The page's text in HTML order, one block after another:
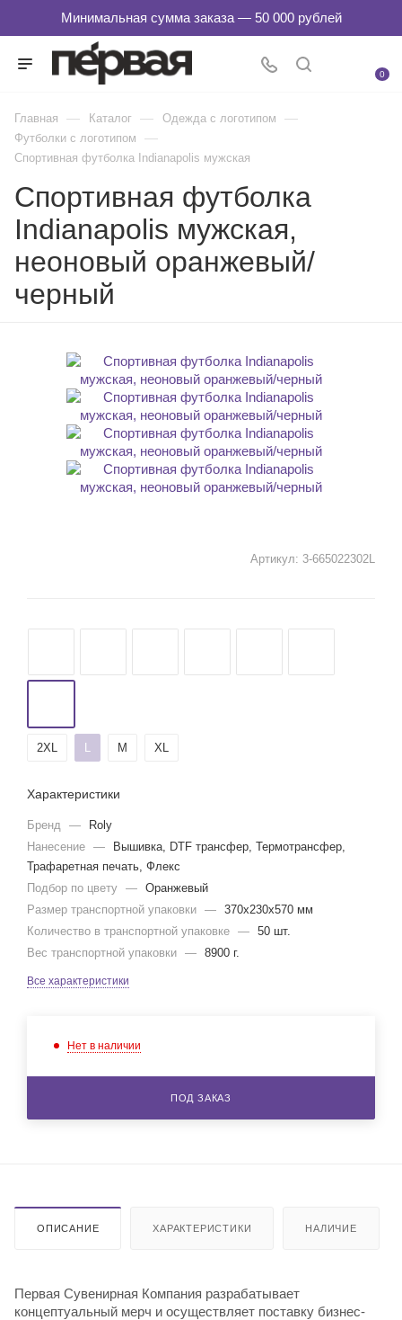
0
Главная — Каталог — Одежда с логотипом —
Футболки с логотипом —
Спортивная футболка Indianapolis мужская
Спортивная футболка
Indianapolis мужская,
неоновый оранжевый/
черный
Артикул: 3-665022302L
2XL L M XL
Характеристики
Бренд —
Roly
Нанесение —
Вышивка, DTF трансфер, Термотрансфер,
Трафаретная печать, Флекс
Подбор по цвету — Оранжевый
Размер транспортной упаковки — 370x230x570 мм
Количество в транспортной упаковке — 50 шт.
Вес транспортной упаковки — 8900 г.
Все характеристики
Нет в наличии
ПОД ЗАКАЗ
ОПИСАНИЕ ХАРАКТЕРИСТИКИ НАЛИЧИЕ
Первая Сувенирная Компания разрабатывает
концептуальный мерч и осуществляет поставку бизнес-